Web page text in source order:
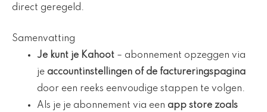
direct geregeld.
Samenvatting
Je kunt je Kahoot – abonnement opzeggen via
je accountinstellingen of de factureringspagina
door een reeks eenvoudige stappen te volgen.
Als je je abonnement via een app store zoals